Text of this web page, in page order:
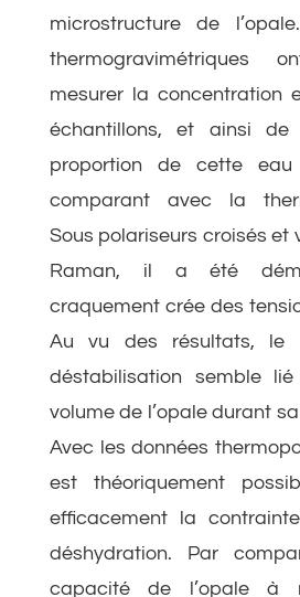
microstructure de
thermogravimétriques
mesurer la concentration
échantillons, et ainsi de
proportion de cette
comparant avec la
Sous polariseurs croisés et
Raman, il a été
craquement crée des
Au vu des résultats, le
déstabilisation semble
volume de l’opale durant
Avec les données
est théoriquement
efficacement la
déshydration. Par
capacité de l’opale à